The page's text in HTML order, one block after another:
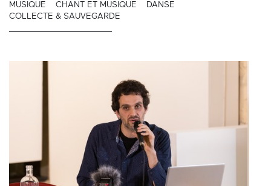
MUSIQUE CHANT ET MUSIQUE
DANSE
COLLECTE & SAUVEGARDE